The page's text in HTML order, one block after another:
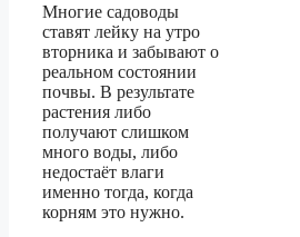
Многие садоводы
ставят лейку на утро
вторника и забывают о
реальном состоянии
почвы. В результате
растения либо
получают слишком
много воды, либо
недостаёт влаги
именно тогда, когда
корням это нужно.